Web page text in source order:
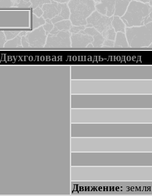
Двухголовая лошадь-людоед
Движение: земля